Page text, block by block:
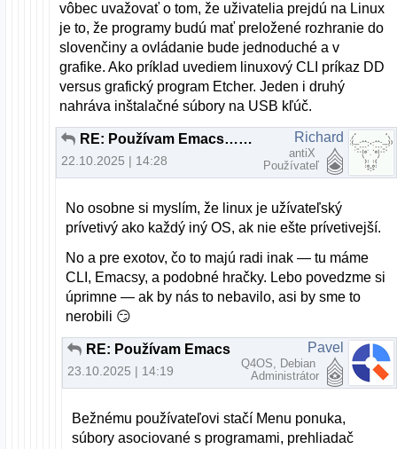
vôbec uvažovať o tom, že uživatelia prejdú na Linux
je to, že programy budú mať preložené rozhranie do
slovenčiny a ovládanie bude jednoduché a v
grafike. Ako príklad uvediem linuxový CLI príkaz DD
versus grafický program Etcher. Jeden i druhý
nahráva inštalačné súbory na USB kľúč.
RE: Používam Emacs… a občas aj iné programy
22.10.2025 | 14:28
Richard
antiX
Používateľ
No osobne si myslím, že linux je užívateľský
prívetivý ako každý iný OS, ak nie ešte prívetivejší.
No a pre exotov, čo to majú radi inak — tu máme
CLI, Emacsy, a podobné hračky. Lebo povedzme si
úprimne — ak by nás to nebavilo, asi by sme to
nerobili 😏
23.10.2025 | 14:19
Pavel
Q4OS, Debian
Administrátor
Bežnému používateľovi stačí Menu ponuka,
súbory asociované s programami, prehliadač